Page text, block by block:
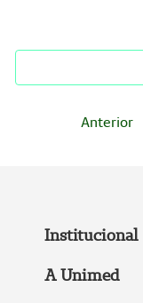
Anterior
Institucional
A Unimed